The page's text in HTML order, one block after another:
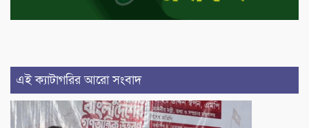
এই ক্যাটাগরির আরো সংবাদ